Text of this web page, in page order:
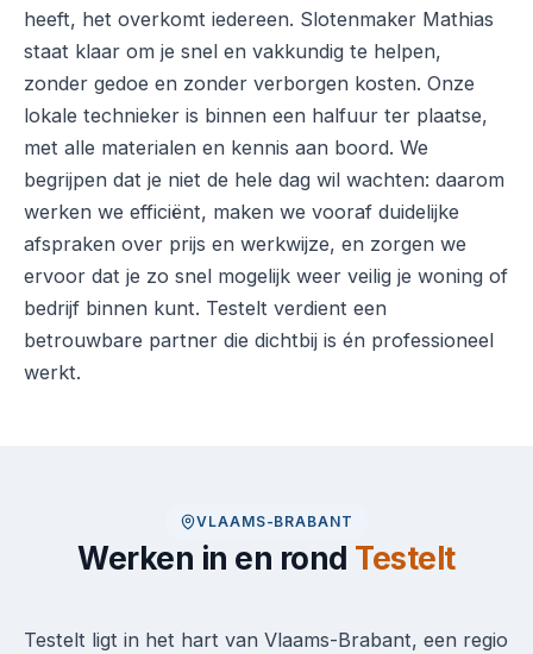
heeft, het overkomt iedereen. Slotenmaker Mathias
staat klaar om je snel en vakkundig te helpen,
zonder gedoe en zonder verborgen kosten. Onze
lokale technieker is binnen een halfuur ter plaatse,
met alle materialen en kennis aan boord. We
begrijpen dat je niet de hele dag wil wachten: daarom
werken we efficiënt, maken we vooraf duidelijke
afspraken over prijs en werkwijze, en zorgen we
ervoor dat je zo snel mogelijk weer veilig je woning of
bedrijf binnen kunt. Testelt verdient een
betrouwbare partner die dichtbij is én professioneel
werkt.
VLAAMS-BRABANT
Werken in en rond Testelt
Testelt ligt in het hart van Vlaams-Brabant, een regio